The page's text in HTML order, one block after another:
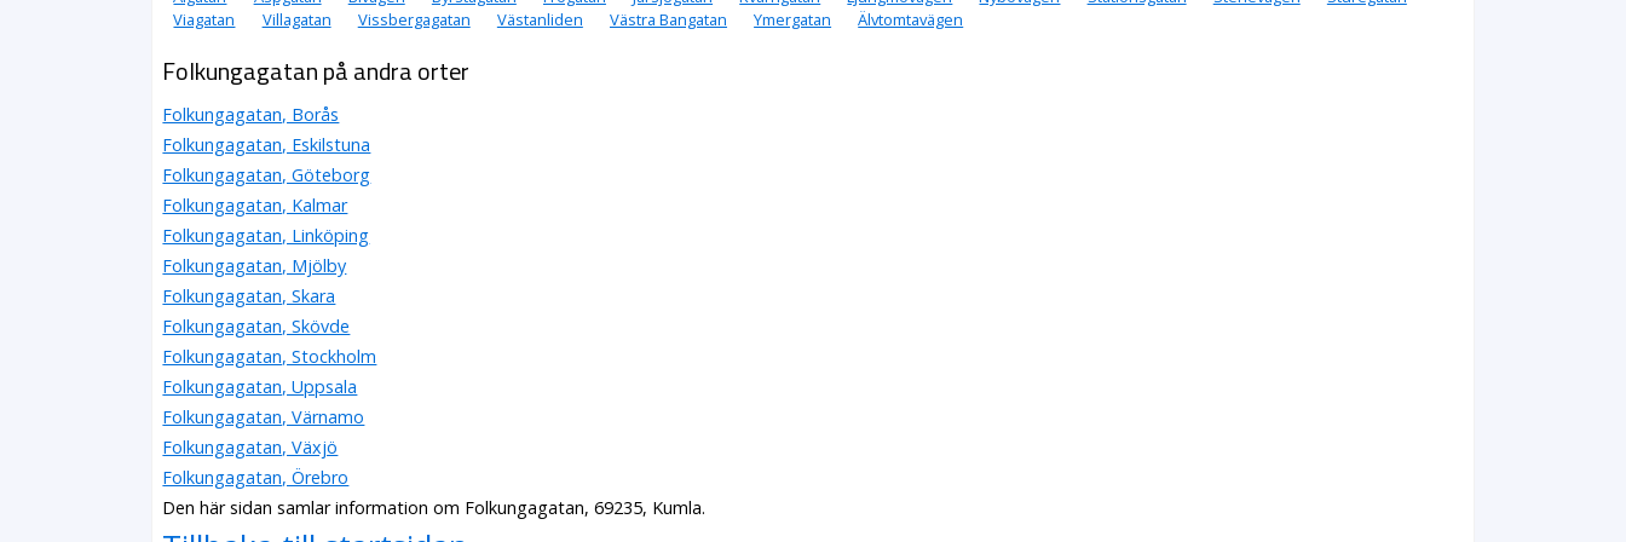
Viagatan
Villagatan Vissbergagatan Västanliden Västra Bangatan Ymergatan Älvtomtavägen
Folkungagatan på andra orter
Folkungagatan, Borås
Folkungagatan, Eskilstuna
Folkungagatan, Göteborg
Folkungagatan, Kalmar
Folkungagatan, Linköping
Folkungagatan, Mjölby
Folkungagatan, Skara
Folkungagatan, Skövde
Folkungagatan, Stockholm
Folkungagatan, Uppsala
Folkungagatan, Värnamo
Folkungagatan, Växjö
Folkungagatan, Örebro
Den här sidan samlar information om Folkungagatan, 69235, Kumla.